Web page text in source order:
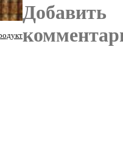
Добавить